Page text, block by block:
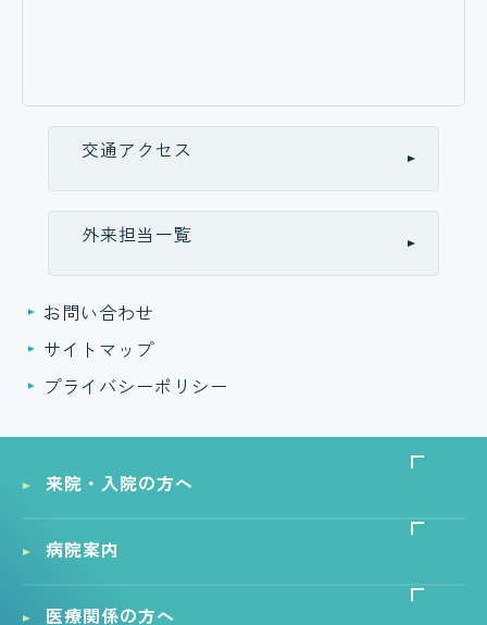
交通アクセス
外来担当一覧
お問い合わせ
サイトマップ
プライバシーポリシー
来院・入院の方へ
病院案内
医療関係の方へ